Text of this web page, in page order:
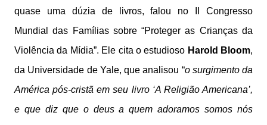
quase uma dúzia de livros, falou no II Congresso
Mundial das Famílias sobre “Proteger as Crianças da
Violência da Mídia”. Ele cita o estudioso Harold Bloom,
da Universidade de Yale, que analisou “o surgimento da
América pós-cristã em seu livro ‘A Religião Americana’,
e que diz que o deus a quem adoramos somos nós